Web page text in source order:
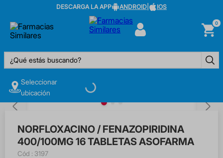
DESCARGA LA APP ANDROID IOS
0
¿Qué estás buscando?
Seleccionar
ubicación
NORFLOXACINO / FENAZOPIRIDINA
400/100MG 16 TABLETAS ASOFARMA
: 3197